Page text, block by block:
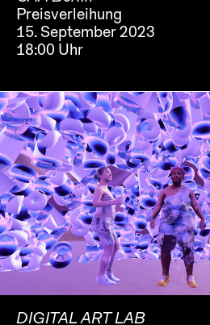
Preisverleihung
15. September 2023
18:00 Uhr
DIGITAL ART LAB